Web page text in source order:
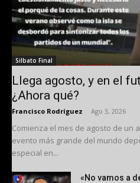
Silbato Final
Llega agosto, y en el
¿Ahora qué?
Francisco Rodríguez Ago 3, 2026
Comienza el mes de agosto de un
evento más grande del mundo
especial en...
«No vamos a